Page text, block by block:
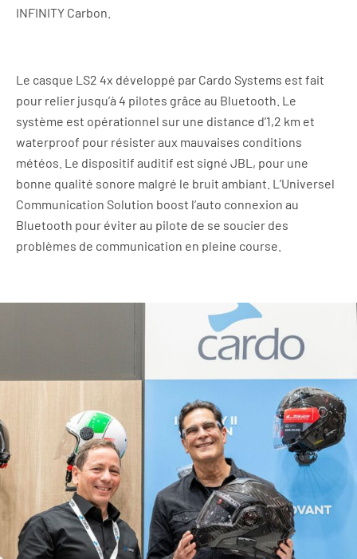
INFINITY Carbon.
Le casque LS2 4x développé par Cardo Systems est fait
pour relier jusqu’à 4 pilotes grâce au Bluetooth. Le
système est opérationnel sur une distance d’1,2 km et
waterproof pour résister aux mauvaises conditions
météos. Le dispositif auditif est signé JBL, pour une
bonne qualité sonore malgré le bruit ambiant. L’Universel
Communication Solution boost l’auto connexion au
Bluetooth pour éviter au pilote de se soucier des
problèmes de communication en pleine course.